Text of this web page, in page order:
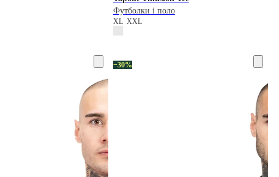
Футболки і поло
XL XXL
−30%